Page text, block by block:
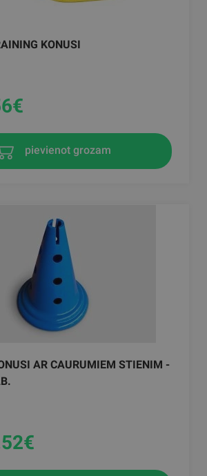
KONUSI
€
pievienot grozam
AR CAURUMIEM STIENIM -
€